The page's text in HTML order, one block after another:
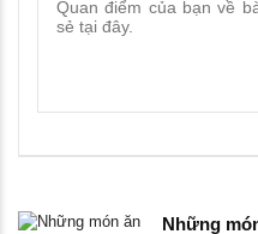
Những